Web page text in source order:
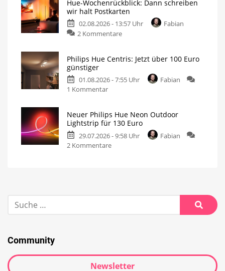
Hue-Wochenrückblick: Dann schreiben
wir halt Postkarten
02.08.2026 - 13:57 Uhr
Fabian
2 Kommentare
Philips Hue Centris: Jetzt über 100 Euro
günstiger
01.08.2026 - 7:55 Uhr
Fabian
1 Kommentar
Neuer Philips Hue Neon Outdoor
Lightstrip für 130 Euro
29.07.2026 - 9:58 Uhr
Fabian
2 Kommentare
Community
Newsletter